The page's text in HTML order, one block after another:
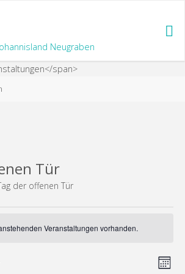
Tür
der offenen Tür
Veranstaltungen vorhanden.
Monat